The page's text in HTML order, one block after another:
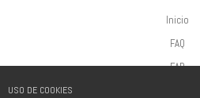
USO DE COOKIES
Inicio
FAQ
FAP